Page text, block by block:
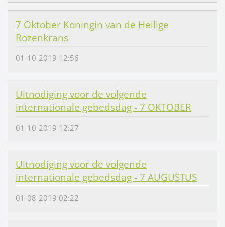
7 Oktober Koningin van de Heilige
Rozenkrans
01-10-2019 12:56
Uitnodiging voor de volgende
internationale gebedsdag - 7 OKTOBER
01-10-2019 12:27
Uitnodiging voor de volgende
internationale gebedsdag - 7 AUGUSTUS
01-08-2019 02:22